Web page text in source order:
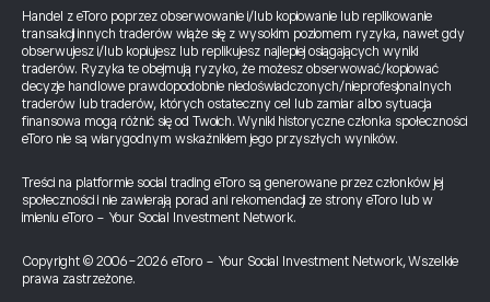
Handel z eToro poprzez obserwowanie i/lub kopiowanie lub replikowanie
transakcji innych traderów wiąże się z wysokim poziomem ryzyka, nawet gdy
obserwujesz i/lub kopiujesz lub replikujesz najlepiej osiągających wyniki
traderów. Ryzyka te obejmują ryzyko, że możesz obserwować/kopiować
decyzje handlowe prawdopodobnie niedoświadczonych/nieprofesjonalnych
traderów lub traderów, których ostateczny cel lub zamiar albo sytuacja
finansowa mogą różnić się od Twoich. Wyniki historyczne członka społeczności
eToro nie są wiarygodnym wskaźnikiem jego przyszłych wyników.
Treści na platformie social trading eToro są generowane przez członków jej
społeczności i nie zawierają porad ani rekomendacji ze strony eToro lub w
imieniu eToro - Your Social Investment Network.
Copyright © 2006-2026 eToro - Your Social Investment Network, Wszelkie
prawa zastrzeżone.